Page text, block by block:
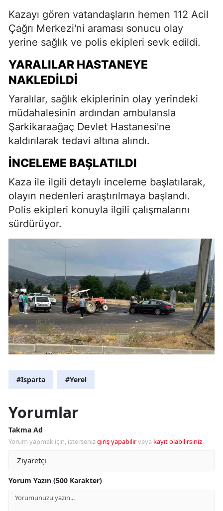
Kazayı gören vatandaşların hemen 112 Acil
Çağrı Merkezi'ni araması sonucu olay
yerine sağlık ve polis ekipleri sevk edildi.
YARALILAR HASTANEYE
NAKLEDILDI
Yaralılar, sağlık ekiplerinin olay yerindeki
müdahalesinin ardından ambulansla
Şarkikaraağaç Devlet Hastanesi'ne
kaldırılarak tedavi altına alındı.
İNCELEME BAŞLATILDI
Kaza ile ilgili detaylı inceleme başlatılarak,
olayın nedenleri araştırılmaya başlandı.
Polis ekipleri konuyla ilgili çalışmalarını
sürdürüyor.
#Isparta #Yerel
Yorumlar
Takma Ad
Yorum yapmak için, istersenizgiriş yapabilirveya kayıt olabilirsiniz.
Yorum Yazın (500 Karakter)